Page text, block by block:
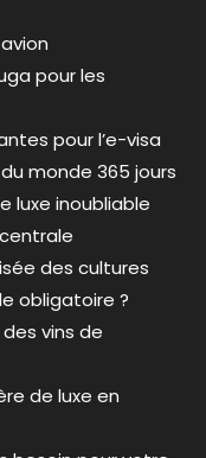
pour les
pour l’e-visa
monde 365 jours
luxe inoubliable
des cultures
obligatoire ?
vins de
de luxe en